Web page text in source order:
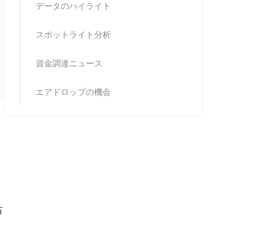
データのハイライト
スポットライト分析
資金調達ニュース
エアドロップの機会